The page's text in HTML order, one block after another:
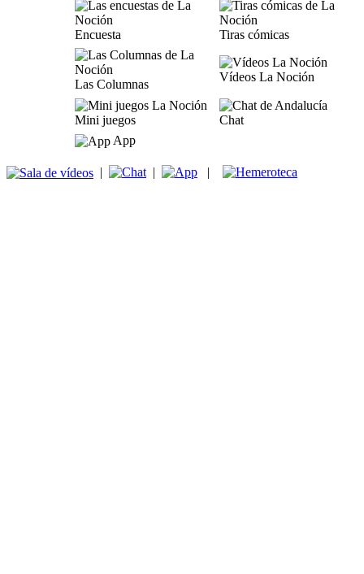
Encuesta Tiras cómicas
Las Columnas
Vídeos La Noción
Mini juegos
Chat
App
| | |